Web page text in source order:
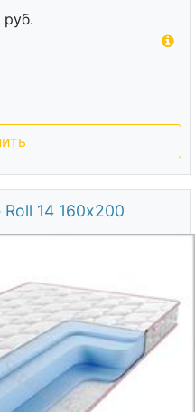
руб.
14 160х200